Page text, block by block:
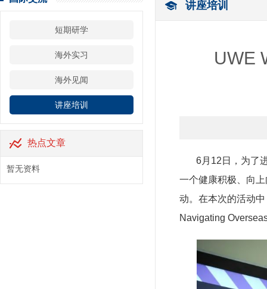
短期研学
海外实习
海外见闻
讲座培训
热点文章
暂无资料
讲座培训
UWE
6月12日，为了进
一个健康积极、向
动。在本次的活动
Navigating